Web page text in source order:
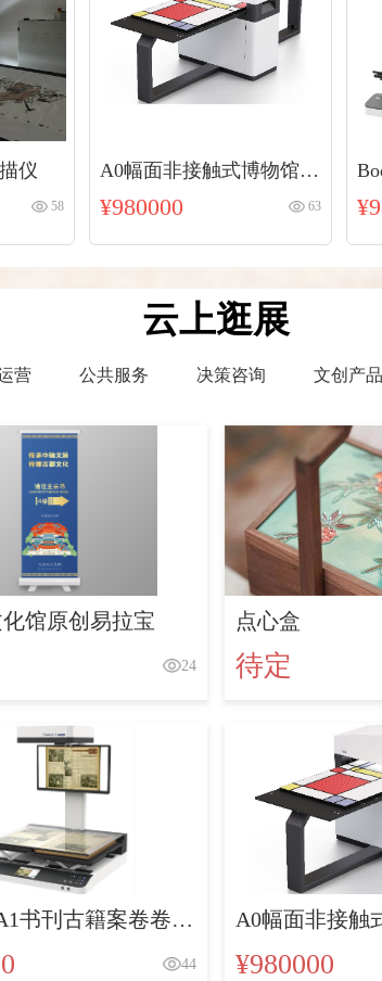
仪
58
A0幅面非接触式博物馆复
制扫描仪
¥980000 63
卷
云上逛展
营 公共服务 决策咨询 文创产品
馆原创易拉宝
24
点心盒
待定
书刊古籍案卷卷宗
44
A0幅面非接触
¥980000